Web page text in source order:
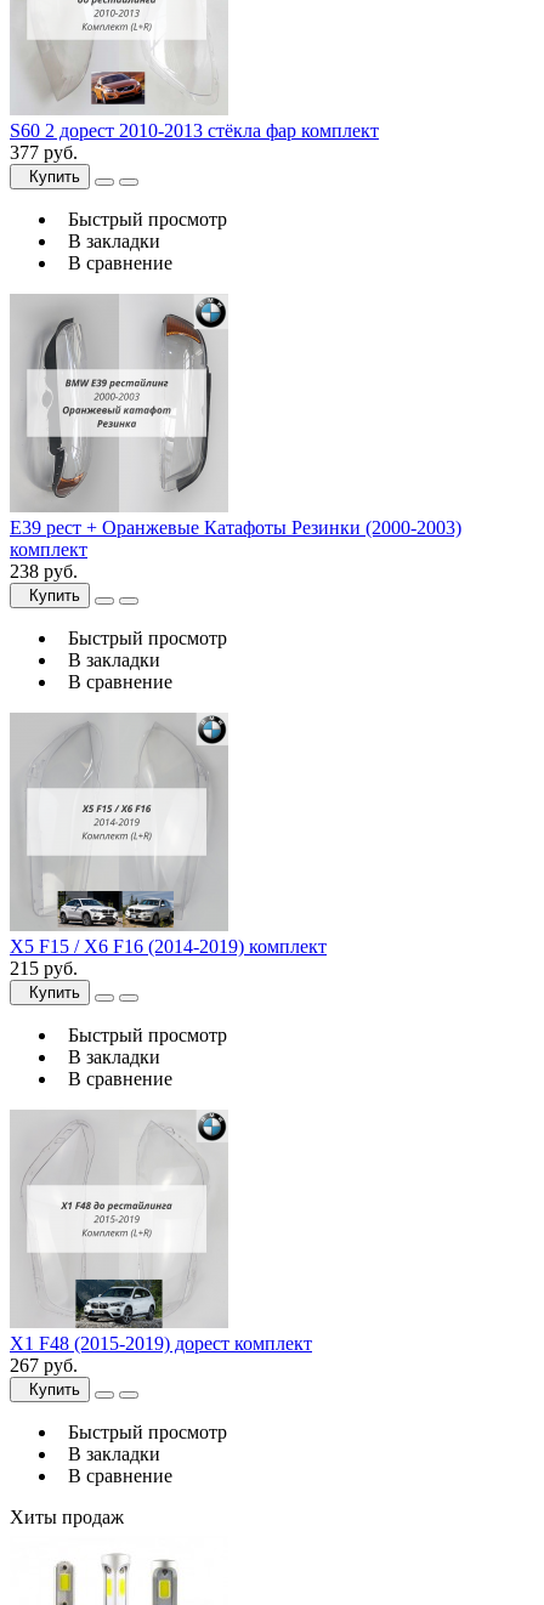
S60 2 дорест 2010-2013 стёкла фар комплект
377 руб.
Купить
Быстрый просмотр
В закладки
В сравнение
E39 рест + Оранжевые Катафоты Резинки (2000-2003)
комплект
238 руб.
Купить
Быстрый просмотр
В закладки
В сравнение
X5 F15 / X6 F16 (2014-2019) комплект
215 руб.
Купить
Быстрый просмотр
В закладки
В сравнение
X1 F48 (2015-2019) дорест комплект
267 руб.
Купить
Быстрый просмотр
В закладки
В сравнение
Хиты продаж